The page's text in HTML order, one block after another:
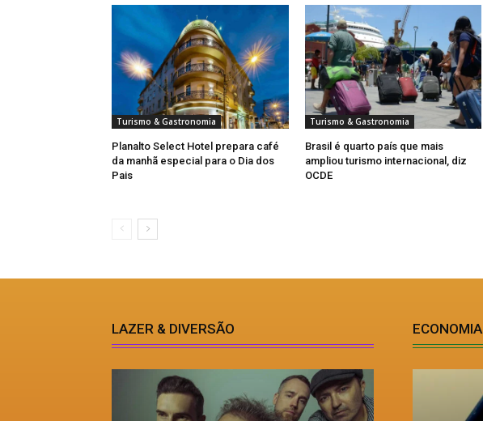
Turismo & Gastronomia
Planalto Select Hotel prepara café
da manhã especial para o Dia dos
Pais
Turismo & Gastronomia
Brasil é quarto país que mais
ampliou turismo internacional, diz
OCDE
LAZER & DIVERSÃO ECONOMIA